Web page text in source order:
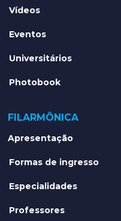
Vídeos
Eventos
Universitários
Photobook
FILARMÔNICA
Apresentação
Formas de ingresso
Especialidades
Professores